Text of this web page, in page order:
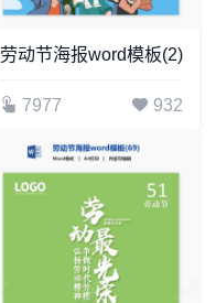
劳动节海报word模板(2)
7977 932